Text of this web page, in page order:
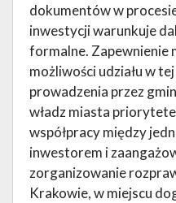
dokumentów w
inwestycji warunkuje
formalne. Zapewnienie
możliwości udziału w
prowadzenia przez
władz miasta
współpracy między
inwestorem i
zorganizowanie
Krakowie, w miejscu